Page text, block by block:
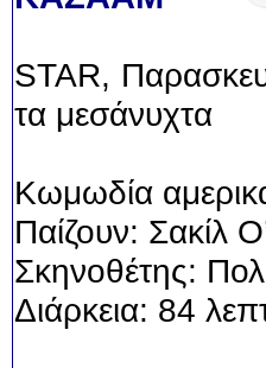
STAR,
τα μεσάνυχτα
Κωμωδία
Παίζουν: Σακίλ
Σκηνοθέτης: Πολ
Διάρκεια: 84